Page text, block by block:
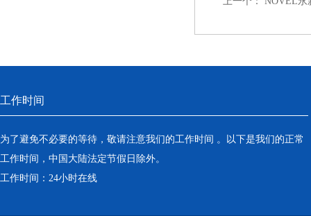
工作时间
为了避免不必要的等待，敬请注意我们的工作时间 。以下是我们的正常
工作时间，中国大陆法定节假日除外。
工作时间：24小时在线